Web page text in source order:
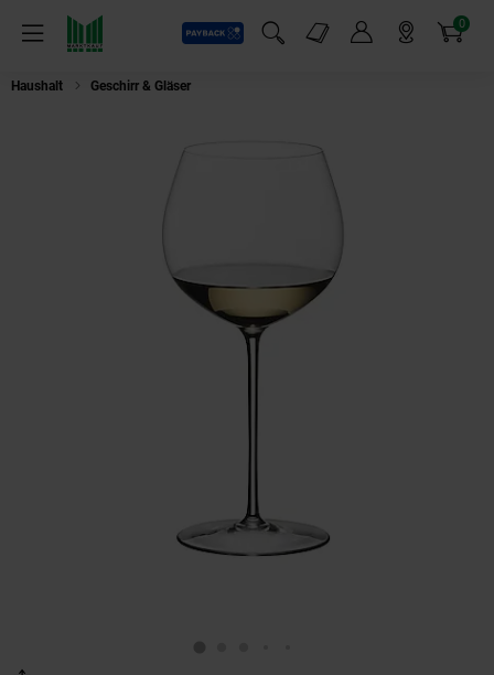
Menü
Payback
Suchfeld einblenden
Markt-Angebote 0
Artikel
Haushalt Geschirr & Gläser